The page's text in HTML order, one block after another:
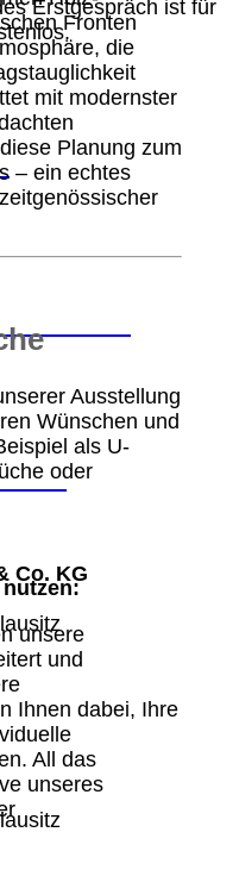
Erstgespräch ist für
Co. KG
Fronten
die
mit modernster
Planung zum
– ein echtes
Ausstellung
Wünschen und
als U-
oder
unsere
und
Ihnen dabei, Ihre
All das
unseres